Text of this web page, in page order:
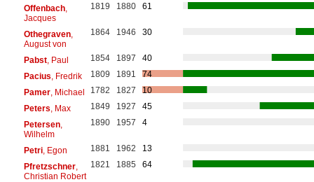
Offenbach,
Jacques
1819 1880 61
Othegraven,
August von
1864 1946 30
Pabst, Paul 1854 1897
40
Pacius , Fredrik 1809 1891
74
Pamer, Michael 1782 1827
10
Peters , Max 1849 1927
45
Petersen,
Wilhelm
1890 1957 4
Petri, Egon 1881 1962
13
Pfretzschner,
Christian Robert
1821 1885 64